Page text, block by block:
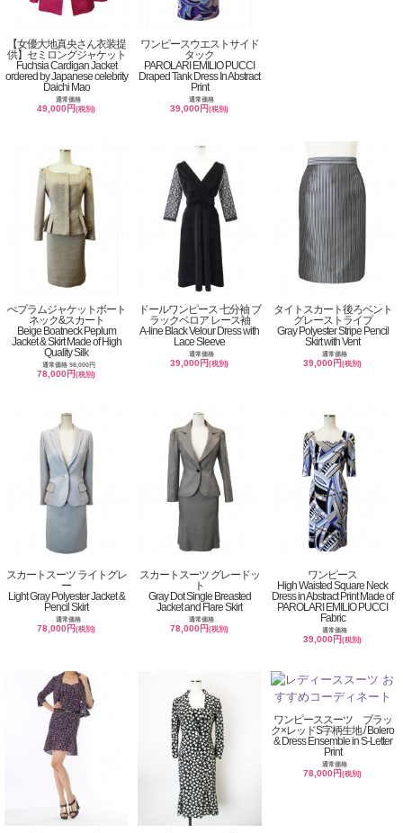
【女優大地真央さん衣装提
供】セミロングジャケット
Fuchsia Cardigan Jacket
ordered by Japanese celebrity
Daichi Mao
通常価格
49,000円(税別)
ワンピースウエストサイド
タック
PAROLARI EMILIO PUCCI
Draped Tank Dress In Abstract
Print
通常価格
39,000円(税別)
ぺプラムジャケットボート
ネック&スカート
Beige Boatneck Peplum
Jacket & Skirt Made of High
Quality Silk
通常価格 98,000円
78,000円(税別)
ドールワンピース 七分袖 ブ
ラックベロア レース袖
A-line Black Velour Dress with
Lace Sleeve
通常価格
39,000円(税別)
タイトスカート後ろベント
グレーストライプ
Gray Polyester Stripe Pencil
Skirt with Vent
通常価格
39,000円(税別)
スカートスーツ ライトグレ
ー
Light Gray Polyester Jacket &
Pencil Skirt
通常価格
78,000円(税別)
スカートスーツ グレードッ
ト
Gray Dot Single Breasted
Jacket and Flare Skirt
通常価格
78,000円(税別)
ワンピース
High Waisted Square Neck
Dress in Abstract Print Made of
PAROLARI EMILIO PUCCI
Fabric
通常価格
39,000円(税別)
ワンピーススーツ ブラッ
ク×レッドS字柄生地 / Bolero
& Dress Ensemble in S-Letter
Print
通常価格
78,000円(税別)